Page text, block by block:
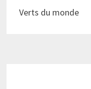
Verts du monde